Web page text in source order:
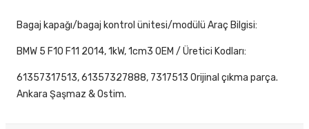
Bagaj kapağı/bagaj kontrol ünitesi/modülü Araç Bilgisi:
BMW 5 F10 F11 2014, 1kW, 1cm3 OEM / Üretici Kodları:
61357317513, 61357327888, 7317513 Orijinal çıkma parça.
Ankara Şaşmaz & Ostim.